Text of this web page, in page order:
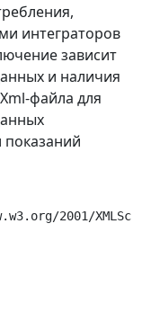
интеграторов
зависит
и наличия
файла для
показаний
2001/